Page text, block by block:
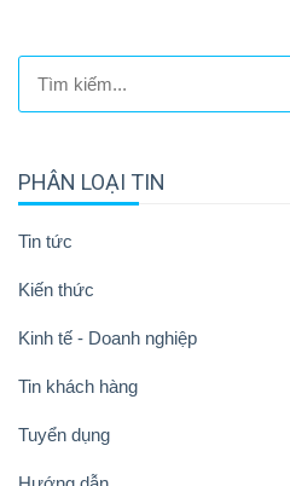
PHÂN LOẠI TIN
Tin tức
Kiến thức
Kinh tế - Doanh nghiệp
Tin khách hàng
Tuyển dụng